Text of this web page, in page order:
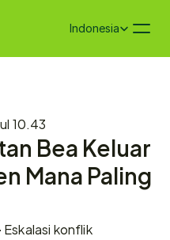
Select Language
Indonesia
10.43
Bea Keluar
Mana Paling
Eskalasi konflik